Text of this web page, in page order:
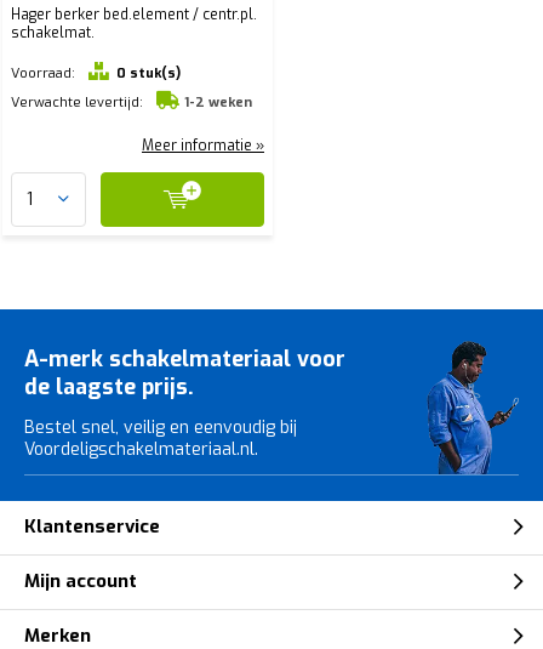
Hager berker bed.element / centr.pl.
schakelmat.
Voorraad:
0 stuk(s)
Verwachte levertijd:
1-2 weken
Meer informatie »
A-merk schakelmateriaal voor
de laagste prijs.
Bestel snel, veilig en eenvoudig bij
Voordeligschakelmateriaal.nl.
Klantenservice
Mijn account
Merken